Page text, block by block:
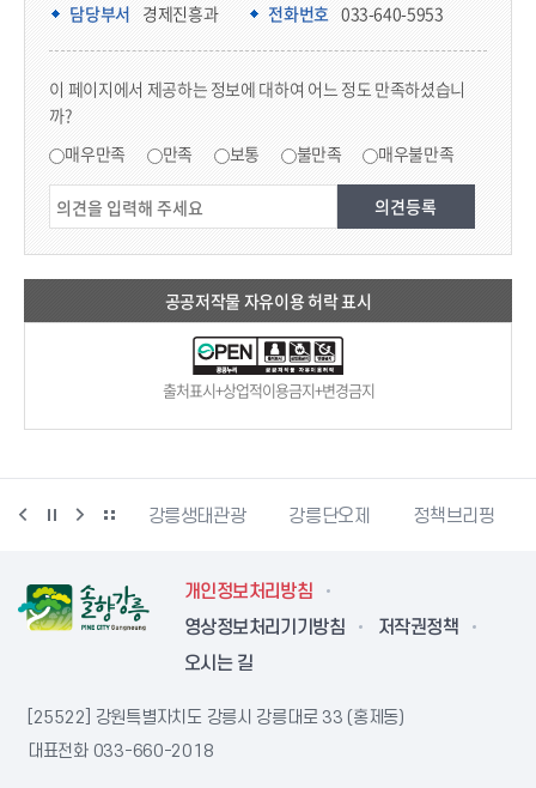
담당부서 경제진흥과 전화번호 033-640-5953
이 페이지에서 제공하는 정보에 대하여 어느 정도 만족하셨습니
까?
매우만족 만족 보통 불만족 매우불만족
공공저작물 자유이용 허락 표시
출처표시+상업적이용금지+변경금지
동물사랑센터 강릉생태관광 강릉단오제 정책브리핑
개인정보처리방침
영상정보처리기기방침
저작권정책
오시는 길
[25522] 강원특별자치도 강릉시 강릉대로 33 (홍제동)
대표전화 033-660-2018